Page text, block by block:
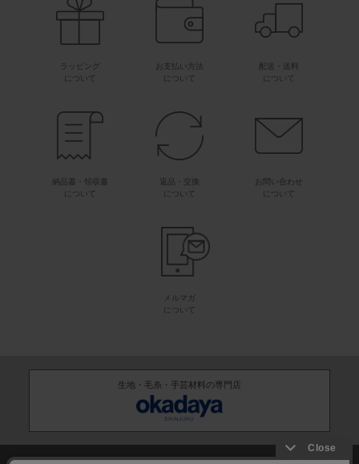
ラッピング
について
お支払い方法
について
配送・送料
について
納品書・領収書
について
返品・交換
について
お問い合わせ
について
メルマガ
について
生地・毛糸・手芸材料の専門店